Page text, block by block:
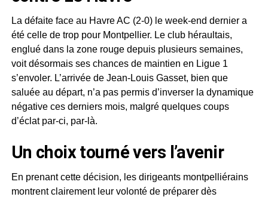
La défaite face au Havre AC (2-0) le week-end dernier a
été celle de trop pour Montpellier. Le club héraultais,
englué dans la zone rouge depuis plusieurs semaines,
voit désormais ses chances de maintien en Ligue 1
s’envoler. L’arrivée de Jean-Louis Gasset, bien que
saluée au départ, n’a pas permis d’inverser la dynamique
négative ces derniers mois, malgré quelques coups
d’éclat par-ci, par-là.
Un choix tourné vers l’avenir
En prenant cette décision, les dirigeants montpelliérains
montrent clairement leur volonté de préparer dès